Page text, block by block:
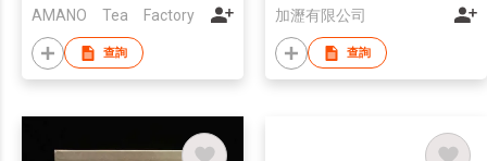
AMANO Tea Factory
查詢
加瀝有限公司
查詢